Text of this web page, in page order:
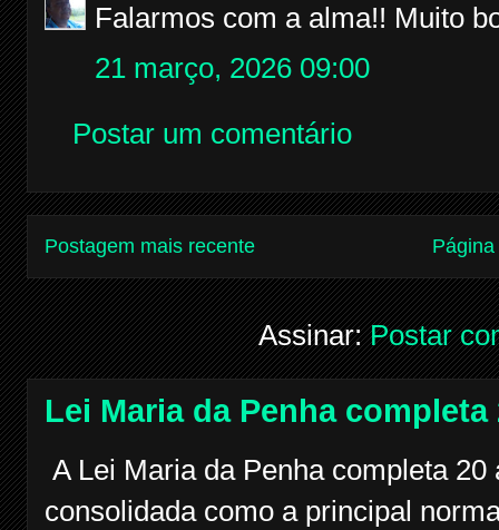
Falarmos com a alma!! Muito
21 março, 2026 09:00
Postar um comentário
Postagem mais recente
Assinar:Postar
Lei Maria da Penha completa
A Lei Maria da Penha completa
consolidada como a principal